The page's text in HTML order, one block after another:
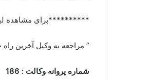
**********برای مشاهده
” مراجعه به وکیل آخرین
شماره پروانه وکالت : 186